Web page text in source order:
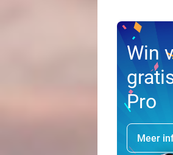
Win
Pro
Meer